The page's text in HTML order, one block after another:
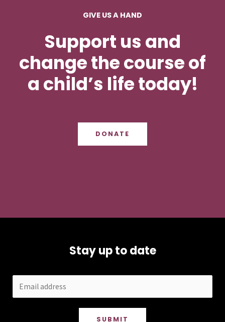
GIVE US A HAND
Support us and
change the course of
a child’s life today!
DONATE
Stay up to date
SUBMIT